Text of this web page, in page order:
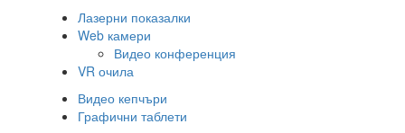
Лазерни показалки
Web камери
Видео конференция
VR очила
Видео кепчъри
Графични таблети